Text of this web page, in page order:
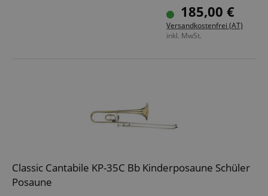
185,00 €
Versandkostenfrei (AT)
inkl. MwSt.
Classic Cantabile KP-35C Bb Kinderposaune Schüler
Posaune